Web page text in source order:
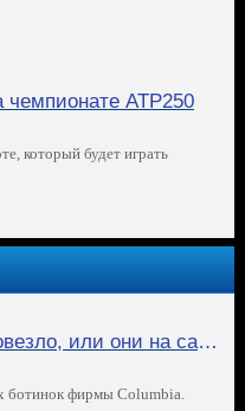
ATP250
который будет играть
Ботинки Columbia: мне не повезло, или они на самом деле такие плохие?
ботинок фирмы Columbia.